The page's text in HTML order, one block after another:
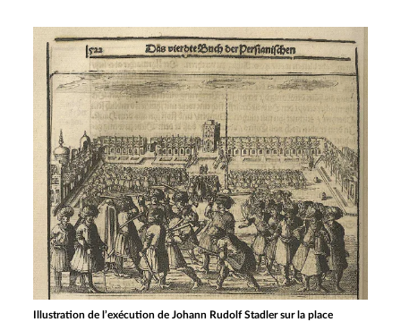
Illustration de l’exécution de Johann Rudolf Stadler sur la place